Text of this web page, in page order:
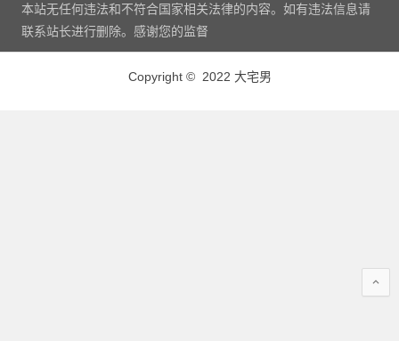
本站无任何违法和不符合国家相关法律的内容。如有违法信息请
联系站长进行删除。感谢您的监督
Copyright © 2022 大宅男